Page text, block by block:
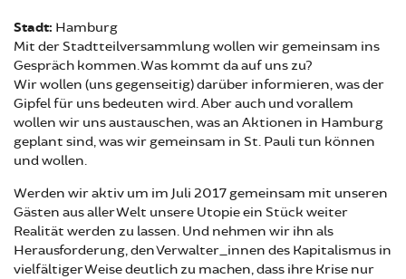
Stadt: Hamburg
Mit der Stadtteilversammlung wollen wir gemeinsam ins
Gespräch kommen. Was kommt da auf uns zu?
Wir wollen (uns gegenseitig) darüber informieren, was der
Gipfel für uns bedeuten wird. Aber auch und vorallem
wollen wir uns austauschen, was an Aktionen in Hamburg
geplant sind, was wir gemeinsam in St. Pauli tun können
und wollen.
Werden wir aktiv um im Juli 2017 gemeinsam mit unseren
Gästen aus aller Welt unsere Utopie ein Stück weiter
Realität werden zu lassen. Und nehmen wir ihn als
Herausforderung, den Verwalter_innen des Kapitalismus in
vielfältiger Weise deutlich zu machen, dass ihre Krise nur